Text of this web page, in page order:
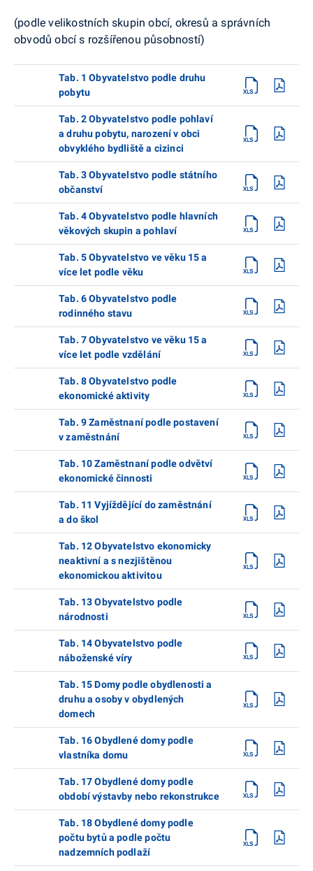
(podle velikostních skupin obcí, okresů a správních
obvodů obcí s rozšířenou působností)
Tab. 1 Obyvatelstvo podle druhu
pobytu
Tab. 2 Obyvatelstvo podle pohlaví
a druhu pobytu, narození v obci
obvyklého bydliště a cizinci
Tab. 3 Obyvatelstvo podle státního
občanství
Tab. 4 Obyvatelstvo podle hlavních
věkových skupin a pohlaví
Tab. 5 Obyvatelstvo ve věku 15 a
více let podle věku
Tab. 6 Obyvatelstvo podle
rodinného stavu
Tab. 7 Obyvatelstvo ve věku 15 a
více let podle vzdělání
Tab. 8 Obyvatelstvo podle
ekonomické aktivity
Tab. 9 Zaměstnaní podle postavení
v zaměstnání
Tab. 10 Zaměstnaní podle odvětví
ekonomické činnosti
Tab. 11 Vyjíždějící do zaměstnání
a do škol
Tab. 12 Obyvatelstvo ekonomicky
neaktivní a s nezjištěnou
ekonomickou aktivitou
Tab. 13 Obyvatelstvo podle
národnosti
Tab. 14 Obyvatelstvo podle
náboženské víry
Tab. 15 Domy podle obydlenosti a
druhu a osoby v obydlených
domech
Tab. 16 Obydlené domy podle
vlastníka domu
Tab. 17 Obydlené domy podle
období výstavby nebo rekonstrukce
Tab. 18 Obydlené domy podle
počtu bytů a podle počtu
nadzemních podlaží